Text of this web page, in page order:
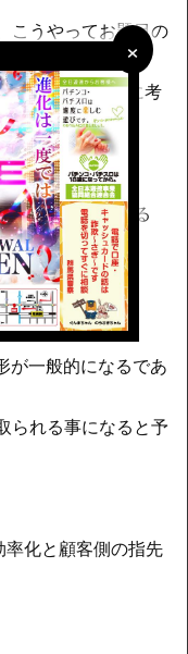
×
×
こうやってお題目の
ないので真面目に考
メリットを考える
が一般的になるであ
れる事になると予
化と顧客側の指先